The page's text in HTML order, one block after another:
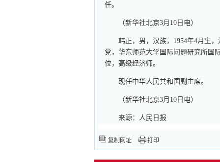
任。
（新华社北京3月10日电）
韩正，男，汉族，1954年4月生
党，华东师范大学国际问题研究所国
位，高级经济师。
现任中华人民共和国副主席。
（新华社北京3月10日电）
来源：人民日报
复制网址 打印